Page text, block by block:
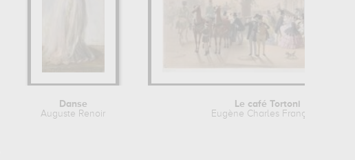
Danse
Auguste Renoir
Le café Tortoni
Eugène Charles François...